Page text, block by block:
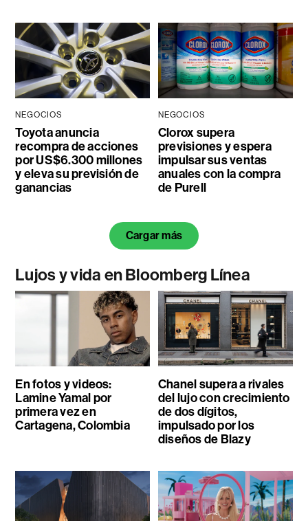
NEGOCIOS
Toyota anuncia
recompra de acciones
por US$6.300 millones
y eleva su previsión de
ganancias
NEGOCIOS
Clorox supera
previsiones y espera
impulsar sus ventas
anuales con la compra
de Purell
Cargar más
Lujos y vida en Bloomberg Línea
En fotos y videos:
Lamine Yamal por
primera vez en
Cartagena, Colombia
Chanel supera a rivales
del lujo con crecimiento
de dos dígitos,
impulsado por los
diseños de Blazy